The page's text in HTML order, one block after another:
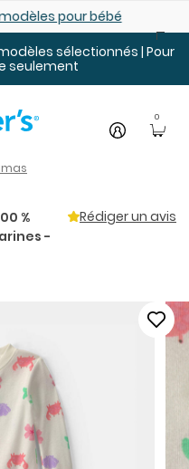
pour bébé
sélectionnés | Pour
seulement
0
%
-
Rédiger un avis